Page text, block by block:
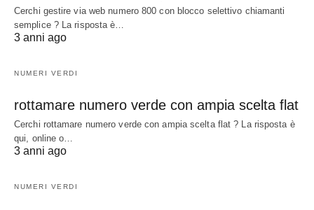
Cerchi gestire via web numero 800 con blocco selettivo chiamanti
semplice ? La risposta è…
3 anni ago
NUMERI VERDI
rottamare numero verde con ampia scelta flat
Cerchi rottamare numero verde con ampia scelta flat ? La risposta è
qui, online o…
3 anni ago
NUMERI VERDI